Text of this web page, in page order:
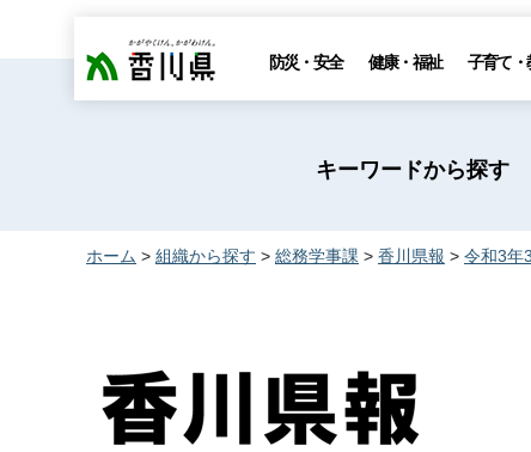
香川県 防災・安全 健康・福祉 子育て・
キーワードから探す
ホーム > 組織から探す > 総務学事課 > 香川県報 > 令和3年